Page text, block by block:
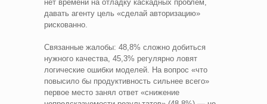
нет времени на отладку каскадных проблем,
давать агенту цель «сделай авторизацию»
рискованно.
Связанные жалобы: 48,8% сложно добиться
нужного качества, 45,3% регулярно ловят
логические ошибки моделей. На вопрос «что
повысило бы продуктивность сильнее всего»
первое место занял ответ «снижение